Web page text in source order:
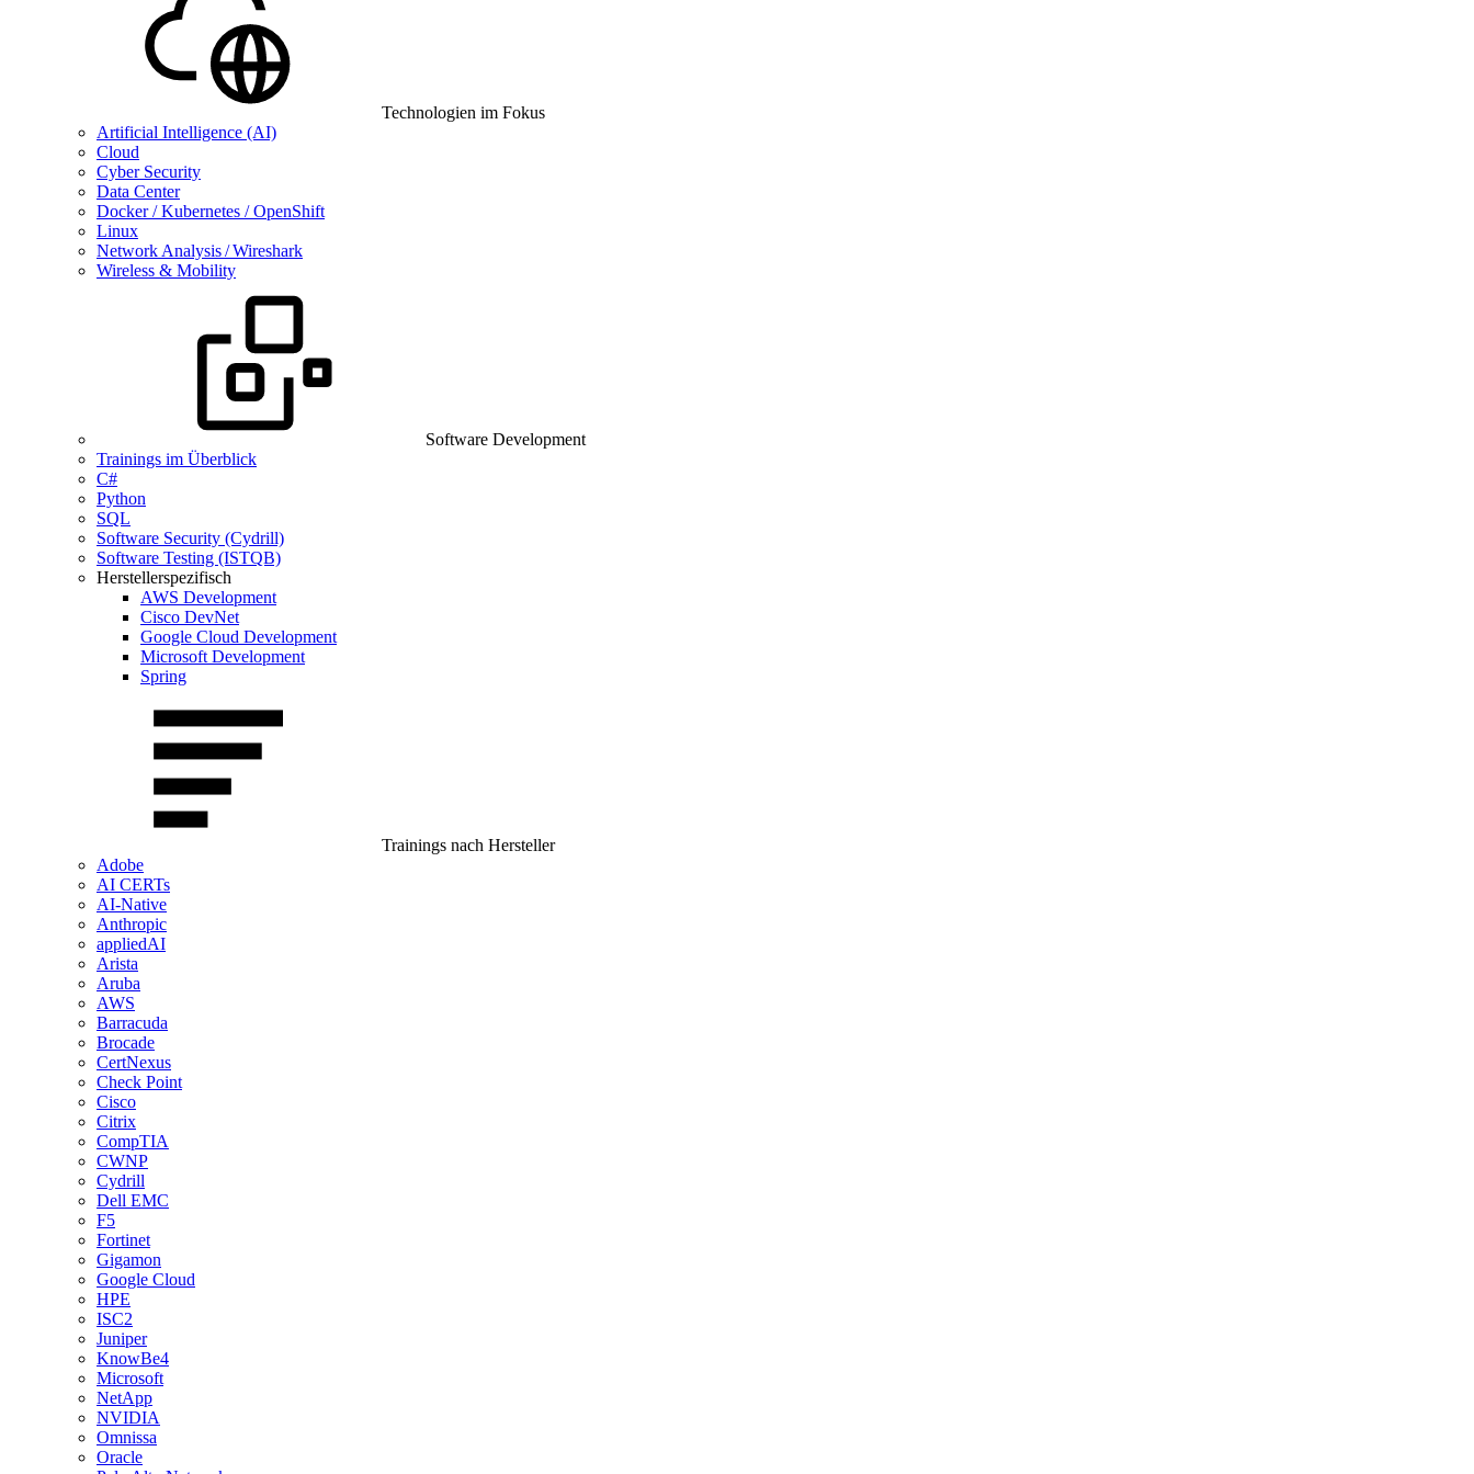
Technologien im Fokus
Artificial Intelligence (AI)
Cloud
Cyber Security
Data Center
Docker / Kubernetes / OpenShift
Linux
Network Analysis / Wireshark
Wireless & Mobility
Software Development
Trainings im Überblick
C#
Python
SQL
Software Security (Cydrill)
Software Testing (ISTQB)
Herstellerspezifisch
AWS Development
Cisco DevNet
Google Cloud Development
Microsoft Development
Spring
Trainings nach Hersteller
Adobe
AI CERTs
AI-Native
Anthropic
appliedAI
Arista
Aruba
AWS
Barracuda
Brocade
CertNexus
Check Point
Cisco
Citrix
CompTIA
CWNP
Cydrill
Dell EMC
F5
Fortinet
Gigamon
Google Cloud
HPE
ISC2
Juniper
KnowBe4
Microsoft
NetApp
NVIDIA
Omnissa
Oracle